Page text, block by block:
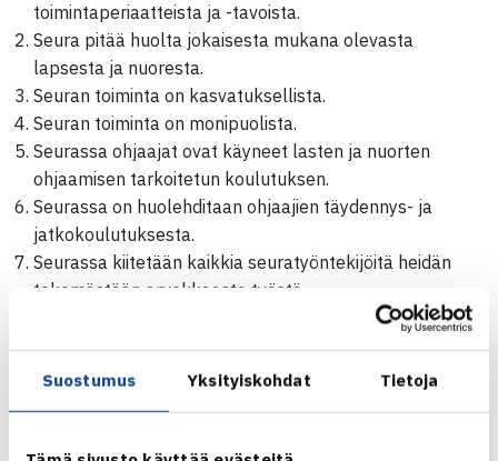
Suostumus Yksityiskohdat Tietoja
toimintaperiaatteista ja -tavoista.
Seura pitää huolta jokaisesta mukana olevasta
lapsesta ja nuoresta.
Seuran toiminta on kasvatuksellista.
Seuran toiminta on monipuolista.
Seurassa ohjaajat ovat käyneet lasten ja nuorten
ohjaamisen tarkoitetun koulutuksen.
Seurassa on huolehditaan ohjaajien täydennys- ja
jatkokoulutuksesta.
Seurassa kiitetään kaikkia seuratyöntekijöitä heidän
tekemästään arvokkaasta työstä.
Seuran alle 16 -vuotiaiden ryhmässä on sovittu
Pelisäännöt sekä lasten että lasten vanhempien
kanssa. 16-18 -vuotiaiden ryhmissä pelisäännöt on
henkilö.